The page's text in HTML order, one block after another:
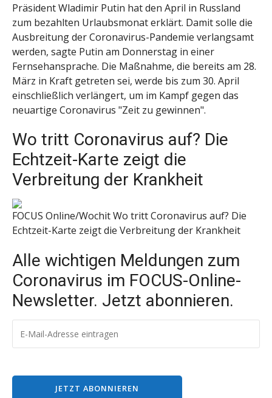
Präsident Wladimir Putin hat den April in Russland
zum bezahlten Urlaubsmonat erklärt. Damit solle die
Ausbreitung der Coronavirus-Pandemie verlangsamt
werden, sagte Putin am Donnerstag in einer
Fernsehansprache. Die Maßnahme, die bereits am 28.
März in Kraft getreten sei, werde bis zum 30. April
einschließlich verlängert, um im Kampf gegen das
neuartige Coronavirus "Zeit zu gewinnen".
Wo tritt Coronavirus auf? Die
Echtzeit-Karte zeigt die
Verbreitung der Krankheit
FOCUS Online/WochitWo tritt Coronavirus auf? Die
Echtzeit-Karte zeigt die Verbreitung der Krankheit
Alle wichtigen Meldungen zum
Coronavirus im FOCUS-Online-
Newsletter. Jetzt abonnieren.